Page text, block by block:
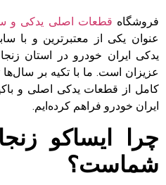
فروشگاه قطعات اصلی یدکی و
عنوان یکی از معتبرترین و با
یدکی ایران خودرو در استان
عزیزان است. ما با تکیه بر
کامل از قطعات یدکی اصلی و
ایران خودرو فراهم کرده‌ایم.
چرا ایساکو
شماست؟